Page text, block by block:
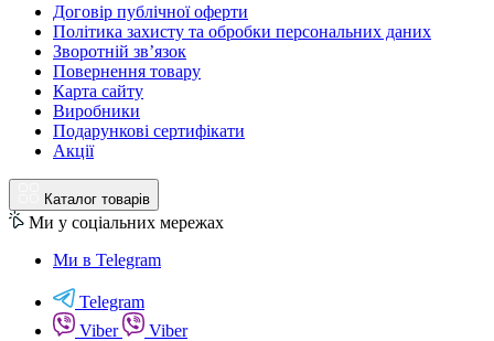
Договір публічної оферти
Політика захисту та обробки персональних даних
Зворотній зв’язок
Повернення товару
Карта сайту
Виробники
Подарункові сертифікати
Акції
Каталог товарів
Ми у соціальних мережах
Ми в Telegram
Telegram
Viber
Viber